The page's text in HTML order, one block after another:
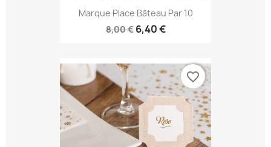
Marque Place Bâteau Par 10
8,00 € 6,40 €
favorite_border